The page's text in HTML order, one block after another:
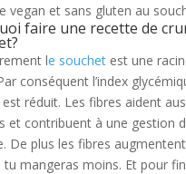
vegan et sans gluten au
faire une recette de
le souchetest une
conséquent l’index
réduit. Les fibres aident
et contribuent à une gestion
De plus les fibres
tu mangeras moins. Et pour